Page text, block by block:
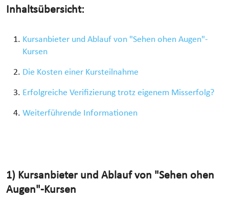
Inhaltsübersicht:
Kursanbieter und Ablauf von "Sehen ohen Augen"-
Kursen
Die Kosten einer Kursteilnahme
Erfolgreiche Verifizierung trotz eigenem Misserfolg?
Weiterführende Informationen
1) Kursanbieter und Ablauf von "Sehen ohen
Augen"-Kursen